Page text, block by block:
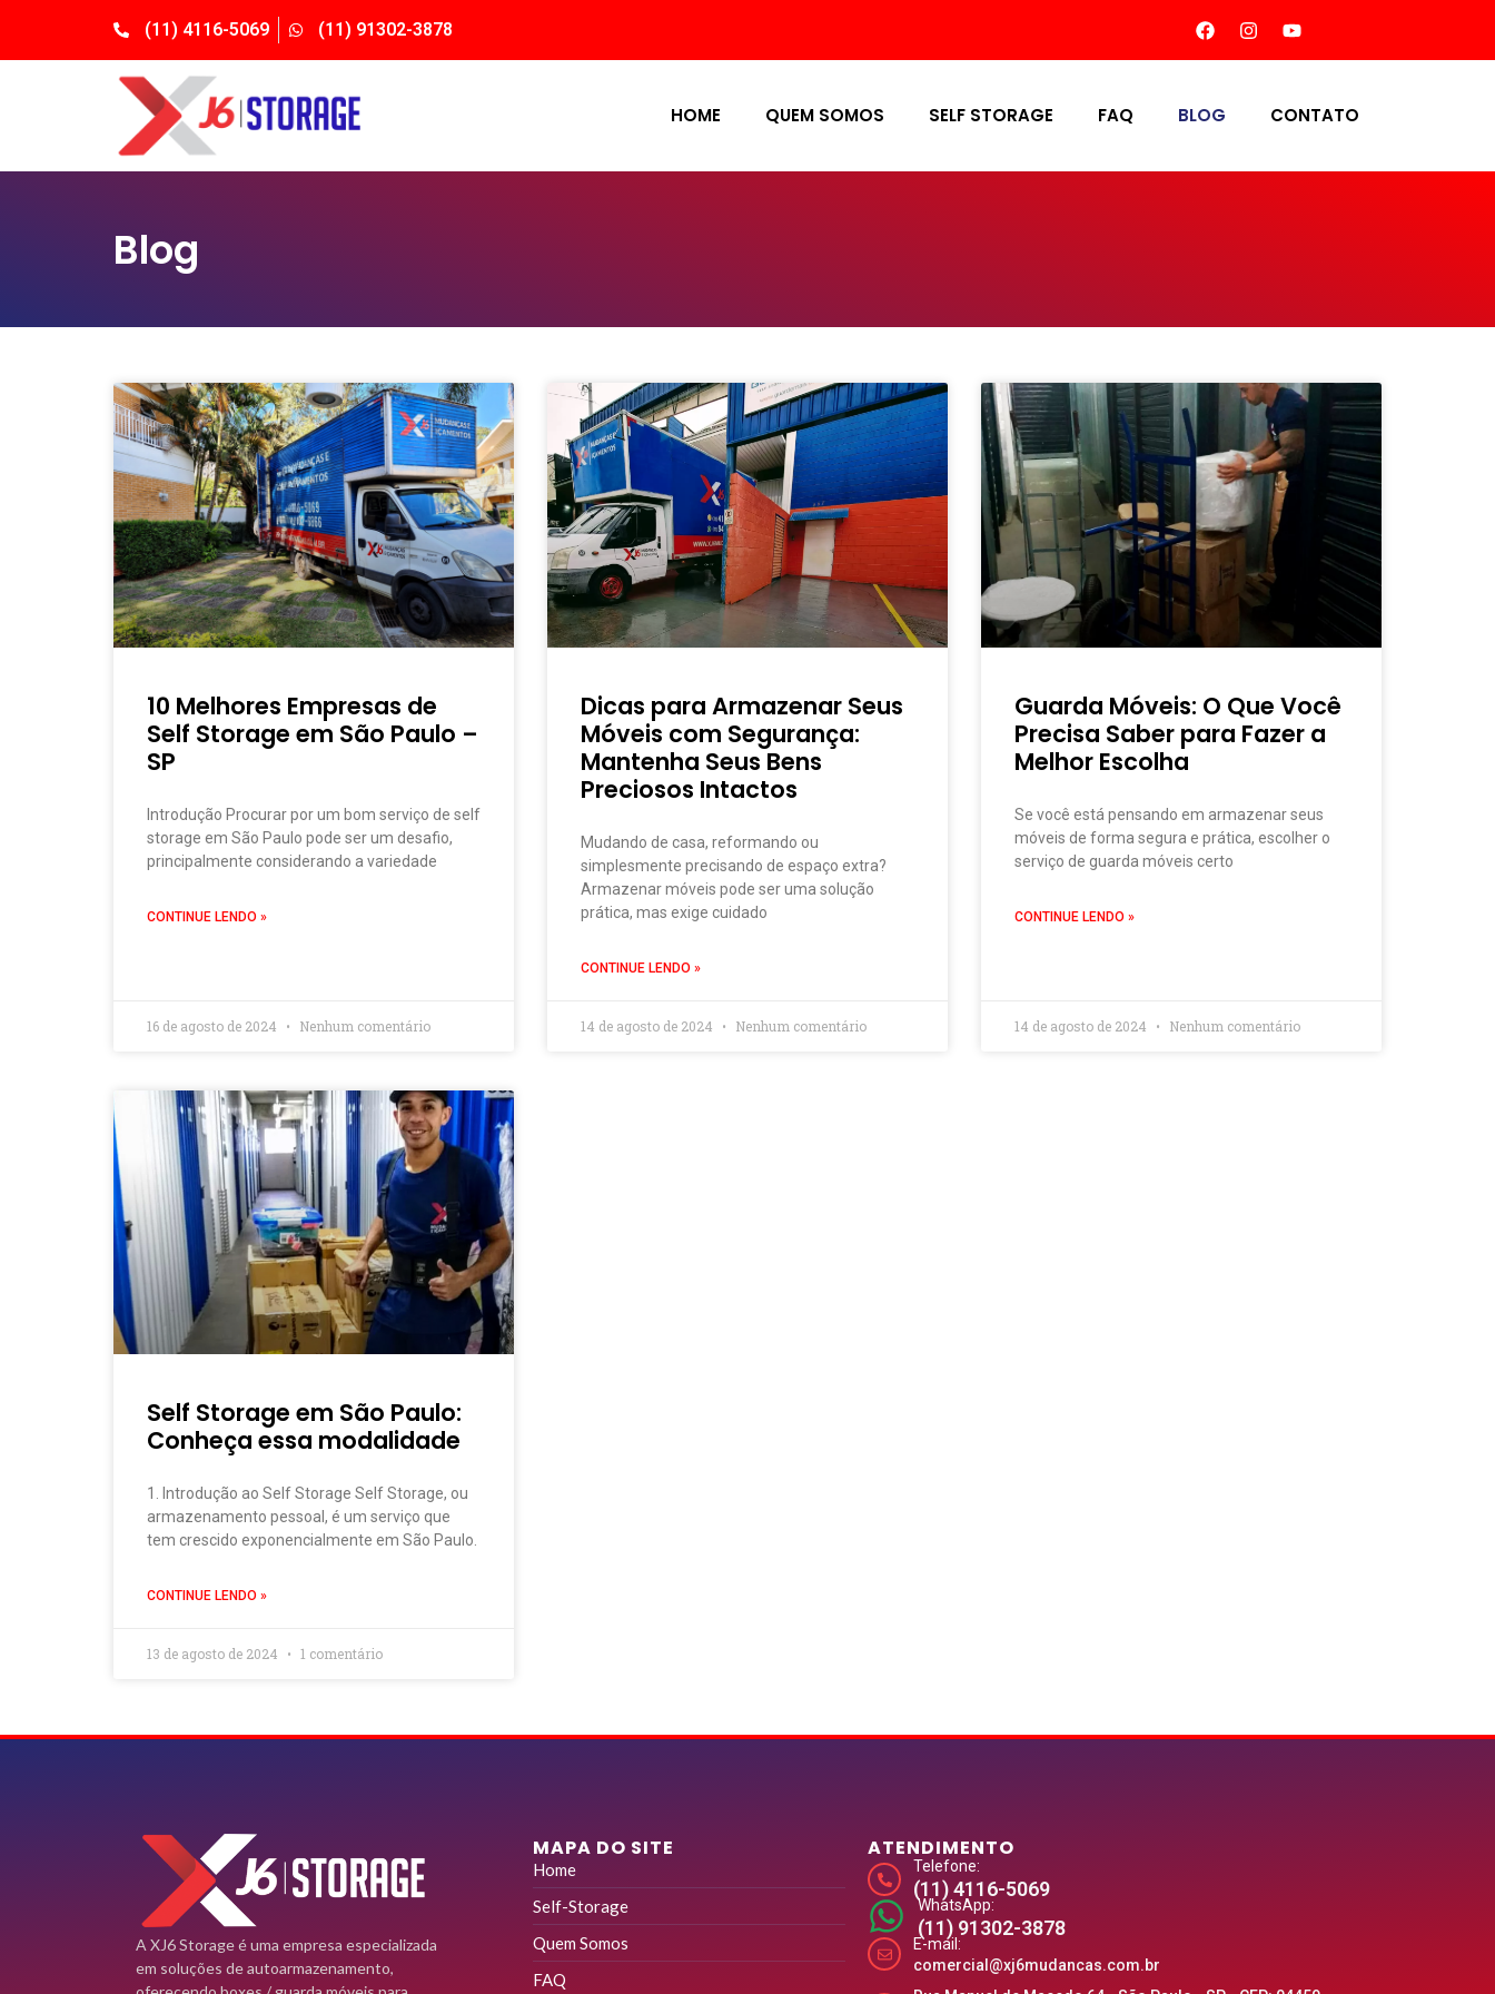
(11) 4116-5069 (11) 91302-3878
HOME QUEM SOMOS SELF STORAGE FAQ BLOG CONTATO
Blog
10 Melhores Empresas de
Self Storage em São Paulo –
SP
Introdução Procurar por um bom serviço de self
storage em São Paulo pode ser um desafio,
principalmente considerando a variedade
CONTINUE LENDO »
16 de agosto de 2024 Nenhum comentário
Dicas para Armazenar Seus
Móveis com Segurança:
Mantenha Seus Bens
Preciosos Intactos
Mudando de casa, reformando ou
simplesmente precisando de espaço extra?
Armazenar móveis pode ser uma solução
prática, mas exige cuidado
CONTINUE LENDO »
14 de agosto de 2024 Nenhum comentário
Guarda Móveis: O Que Você
Precisa Saber para Fazer a
Melhor Escolha
Se você está pensando em armazenar seus
móveis de forma segura e prática, escolher o
serviço de guarda móveis certo
CONTINUE LENDO »
14 de agosto de 2024 Nenhum comentário
Self Storage em São Paulo:
Conheça essa modalidade
1. Introdução ao Self Storage Self Storage, ou
armazenamento pessoal, é um serviço que
tem crescido exponencialmente em São Paulo.
CONTINUE LENDO »
13 de agosto de 2024 1 comentário
A XJ6 Storage é uma empresa especializada
em soluções de autoarmazenamento,
MAPA DO SITE
Home
Self-Storage
Quem Somos
FAQ
ATENDIMENTO
Telefone:
(11) 4116-5069
WhatsApp:
(11) 91302-3878
E-mail:
comercial@xj6mudancas.com.br